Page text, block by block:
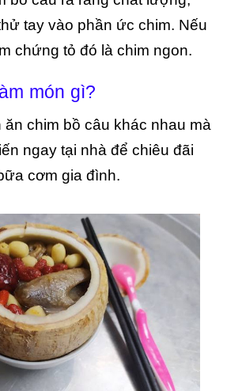
tay vào phần ức chim. Nếu
chứng tỏ đó là chim ngon.
món gì?
ăn chim bồ câu khác nhau mà
ngay tại nhà để chiêu đãi
cơm gia đình.